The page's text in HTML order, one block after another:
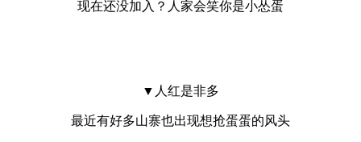
现在还没加入？人家会笑你是小怂蛋
▼人红是非多
最近有好多山寨也出现想抢蛋蛋的风头